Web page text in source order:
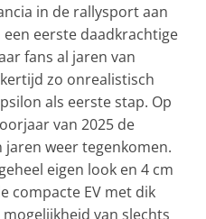
in de rallysport aan
eerste daadkrachtige
fans al jaren van
zo onrealistisch
als eerste stap. Op
van 2025 de
jaren weer tegenkomen.
eigen look en 4 cm
compacte EV met dik
van slechts